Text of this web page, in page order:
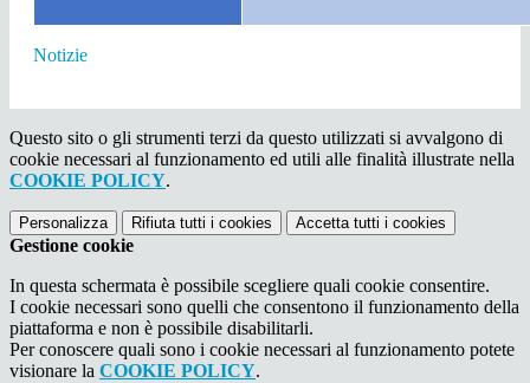
Notizie
Questo sito o gli strumenti terzi da questo utilizzati si avvalgono di
cookie necessari al funzionamento ed utili alle finalità illustrate nella
COOKIE POLICY.
Personalizza Rifiuta tutti i cookies Accetta tutti i cookies
Gestione cookie
In questa schermata è possibile scegliere quali cookie consentire.
I cookie necessari sono quelli che consentono il funzionamento della
piattaforma e non è possibile disabilitarli.
Per conoscere quali sono i cookie necessari al funzionamento potete
visionare la COOKIE POLICY.